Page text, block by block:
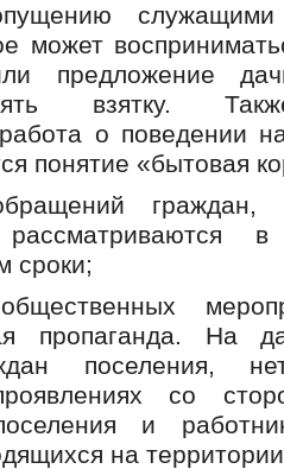
служащими
может
предложение
взятку.
работа о поведении
понятие «бытовая
граждан,
в
сроки;
пропаганда. На
поселения,
со
и
на